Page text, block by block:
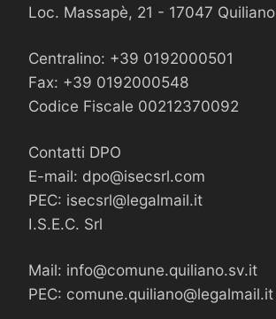
Loc. Massapè, 21 - 17047 Quiliano
Centralino: +39 0192000501
Fax: +39 0192000548
Codice Fiscale 00212370092
Contatti DPO
E-mail: dpo@isecsrl.com
PEC: isecsrl@legalmail.it
I.S.E.C. Srl
Mail: info@comune.quiliano.sv.it
PEC: comune.quiliano@legalmail.it